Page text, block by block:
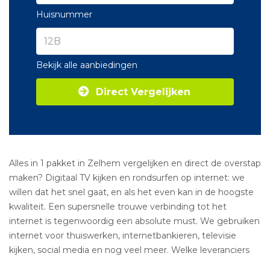
Huisnummer
Bekijk alle aanbiedingen
Direct Vergelijken
Alles in 1 pakket in Zelhem vergelijken en direct de overstap
maken? Digitaal TV kijken en rondsurfen op internet: we
willen dat het snel gaat, en als het even kan in de hoogste
kwaliteit. Een supersnelle trouwe verbinding tot het
internet is tegenwoordig een absolute must. We gebruiken
internet voor thuiswerken, internetbankieren, televisie
kijken, social media en nog veel meer. Welke leveranciers